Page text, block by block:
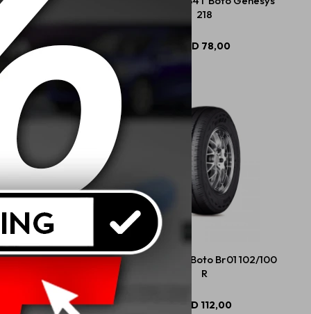
218
USD 77,00
218
USD 78,00
69T Boto Gaukotire
USD59,00
185 R14C 8T Boto Br01 102/100
R
USD 112,00